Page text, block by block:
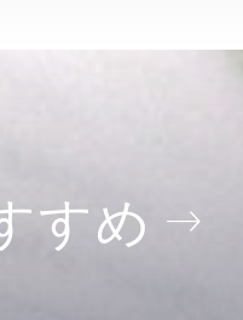
すめ